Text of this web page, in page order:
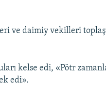
ve daimiy vekilleri
kelse edi, «Pötr
edi».